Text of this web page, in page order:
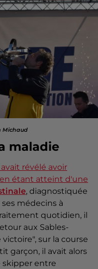
Michaud
maladie
révélé avoir
étant atteint d'une
, diagnostiquée
médecins à
quotidien, il
aux Sables-
sur la course
garçon, il avait alors
skipper entre